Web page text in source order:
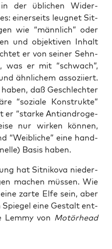
der übli­chen Wider­
einer­seits leug­net Sit­
wie “männ­lich” oder
und objek­ti­ven Inhalt
er von sei­ner Sehn­
was er mit “schwach”,
ähn­li­chem asso­zi­iert.
daß Geschlech­ter
“sozia­le Kon­struk­te”
er “star­ke Anti­an­dro­ge­
nur wir­ken kön­nen,
“Weib­li­che” eine hand­
Basis haben.
hat Sit­ni­ko­va nie­der­
machen müs­sen. Wie
zar­te Elfe sein, aber
Spie­gel eine Gestalt ent­
Lem­my von Motör­head